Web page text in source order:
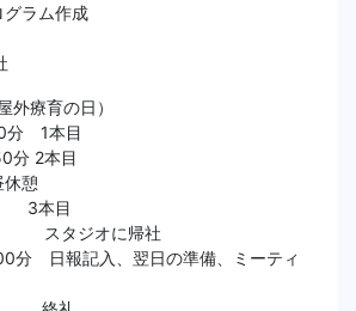
ラム作成
外療育の日）
分 1本目
分 2本目
憩
3本目
スタジオに帰社
分 日報記入、翌日の準備、ミーティ